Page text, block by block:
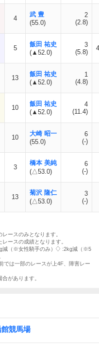
4
武 豊
(55.0)
2
(2.8)
5
飯田 祐史
(▲52.0)
3
(5.8)
13
飯田 祐史
(▲52.0)
1
(4.8)
10
飯田 祐史
(▲52.0)
4
(11.4)
10
大崎 昭一
(55.0)
6
(-)
3
橋本 美純
(△53.0)
6
(-)
13
菊沢 隆仁
(△53.0)
3
(-)
ースのみとなります。
ースの成績となります。
減（※女性騎手のみ）
:2kg減（※5
では一部のレースが上4F、障害レー
があります。
館競馬場